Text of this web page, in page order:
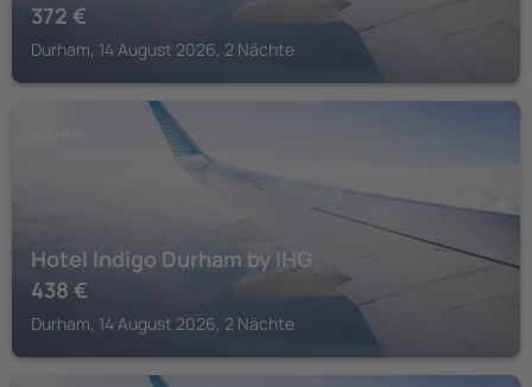
372 €
Durham, 14 August 2026, 2 Nächte
Hotel Indigo Durham by IHG
438 €
Durham, 14 August 2026, 2 Nächte